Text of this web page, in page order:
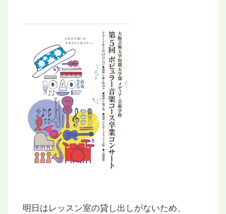
明日はレッスン室の貸し出しがないため、